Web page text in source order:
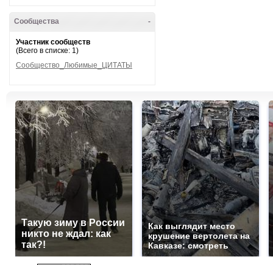
-
Сообщества
Участник сообществ
(Всего в списке: 1)
Сообщество_Любимые_ЦИТАТЫ
Такую зиму в России
никто не ждал: как
так?!
Как выглядит место
крушение вертолета на
Кавказе: смотреть